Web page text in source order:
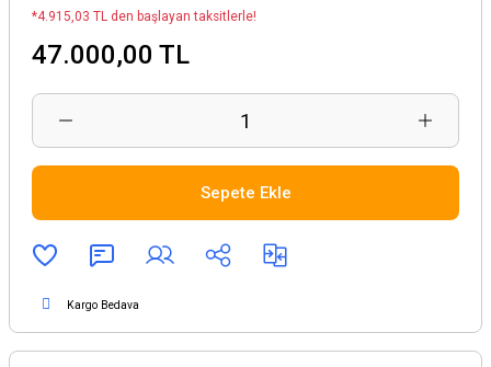
*4.915,03 TL den başlayan taksitlerle!
47.000,00 TL
Sepete Ekle
Kargo Bedava